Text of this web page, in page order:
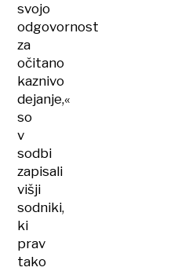
svojo
odgovornost
za
očitano
kaznivo
dejanje,«
so
v
sodbi
zapisali
višji
sodniki,
ki
prav
tako